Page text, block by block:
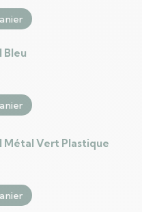
Bleu
Métal Vert Plastique